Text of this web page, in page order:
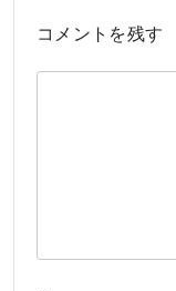
コメントを残す